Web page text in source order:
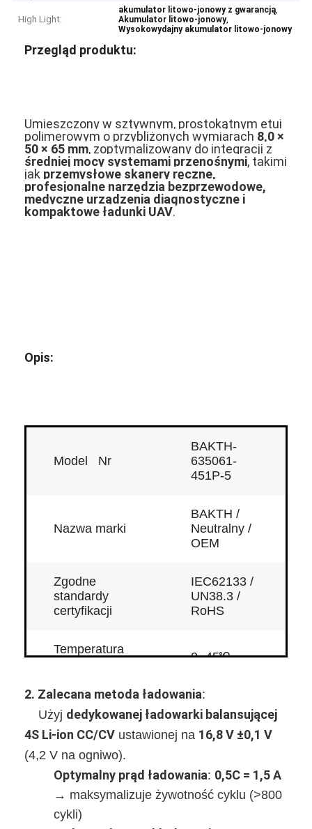
Strona główna
Produkty
Filmy
High Light:
akumulator litowo-jonowy z gwarancją,
Akumulator litowo-jonowy,
Wysokowydajny akumulator litowo-jonowy
Przegląd produktu:
Umieszczony w sztywnym, prostokątnym etui
polimerowym o przybliżonych wymiarach ‌ 8,0 ×
50 × 65 mm‌, zoptymalizowany do integracji z
średniej mocy systemami przenośnymi‌, takimi
jak ‌ przemysłowe skanery ręczne,
profesjonalne narzędzia bezprzewodowe,
medyczne urządzenia diagnostyczne i
kompaktowe ładunki UAV‌.
Opis:
Model Nr
BAKTH-
635061-
451P-5
Nazwa marki
BAKTH /
Neutralny /
OEM
Zgodne
standardy
certyfikacji
IEC62133 /
UN38.3 /
RoHS
Temperatura
0~45℃
Wydajność elektryczna
Napięcie
znamionowe
Pojemność
znamionowa
3000 mAh
2. Zalecana metoda ładowania‌:
Użyj ‌ dedykowanej ładowarki balansującej
4S Li-ion CC/CV ‌ ustawionej na ‌ 16,8 V ±0,1 V
(4,2 V na ogniwo).
Optymalny prąd ładowania‌: ‌ 0,5C = 1,5 A
→ maksymalizuje żywotność cyklu (>800
cykli)